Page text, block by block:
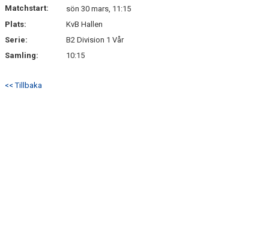
Matchstart:
sön 30 mars, 11:15
Plats:
KvB Hallen
Serie:
B2 Division 1 Vår
Samling:
10:15
<< Tillbaka